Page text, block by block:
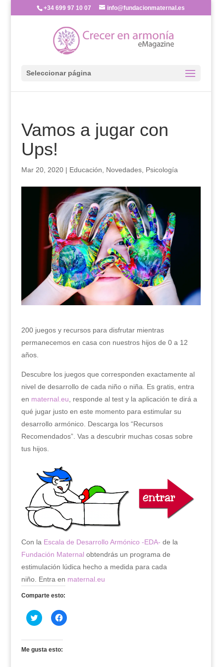
+34 699 97 10 07 info@fundacionmaternal.es
Seleccionar página
Vamos a jugar con
Ups!
Mar 20, 2020| Educación Novedades, Psicología
200 juegos y recursos para disfrutar mientras
permanecemos en casa con nuestros hijos de 0 a 12
años.
Descubre los juegos que corresponden exactamente al
nivel de desarrollo de cada niño o niña. Es gratis, entra
en maternal.eu , responde al test y la aplicación te dirá a
qué jugar justo en este momento para estimular su
desarrollo armónico. Descarga los “Recursos
Recomendados”. Vas a descubrir muchas cosas sobre
tus hijos.
Con la Escala de Desarrollo Armónico -EDA- de la
Fundación Maternal obtendrás un programa de
estimulación lúdica hecho a medida para cada
niño. Entra en maternal.eu
Comparte esto:
H
a
l
i
H
a
Me gusta esto: